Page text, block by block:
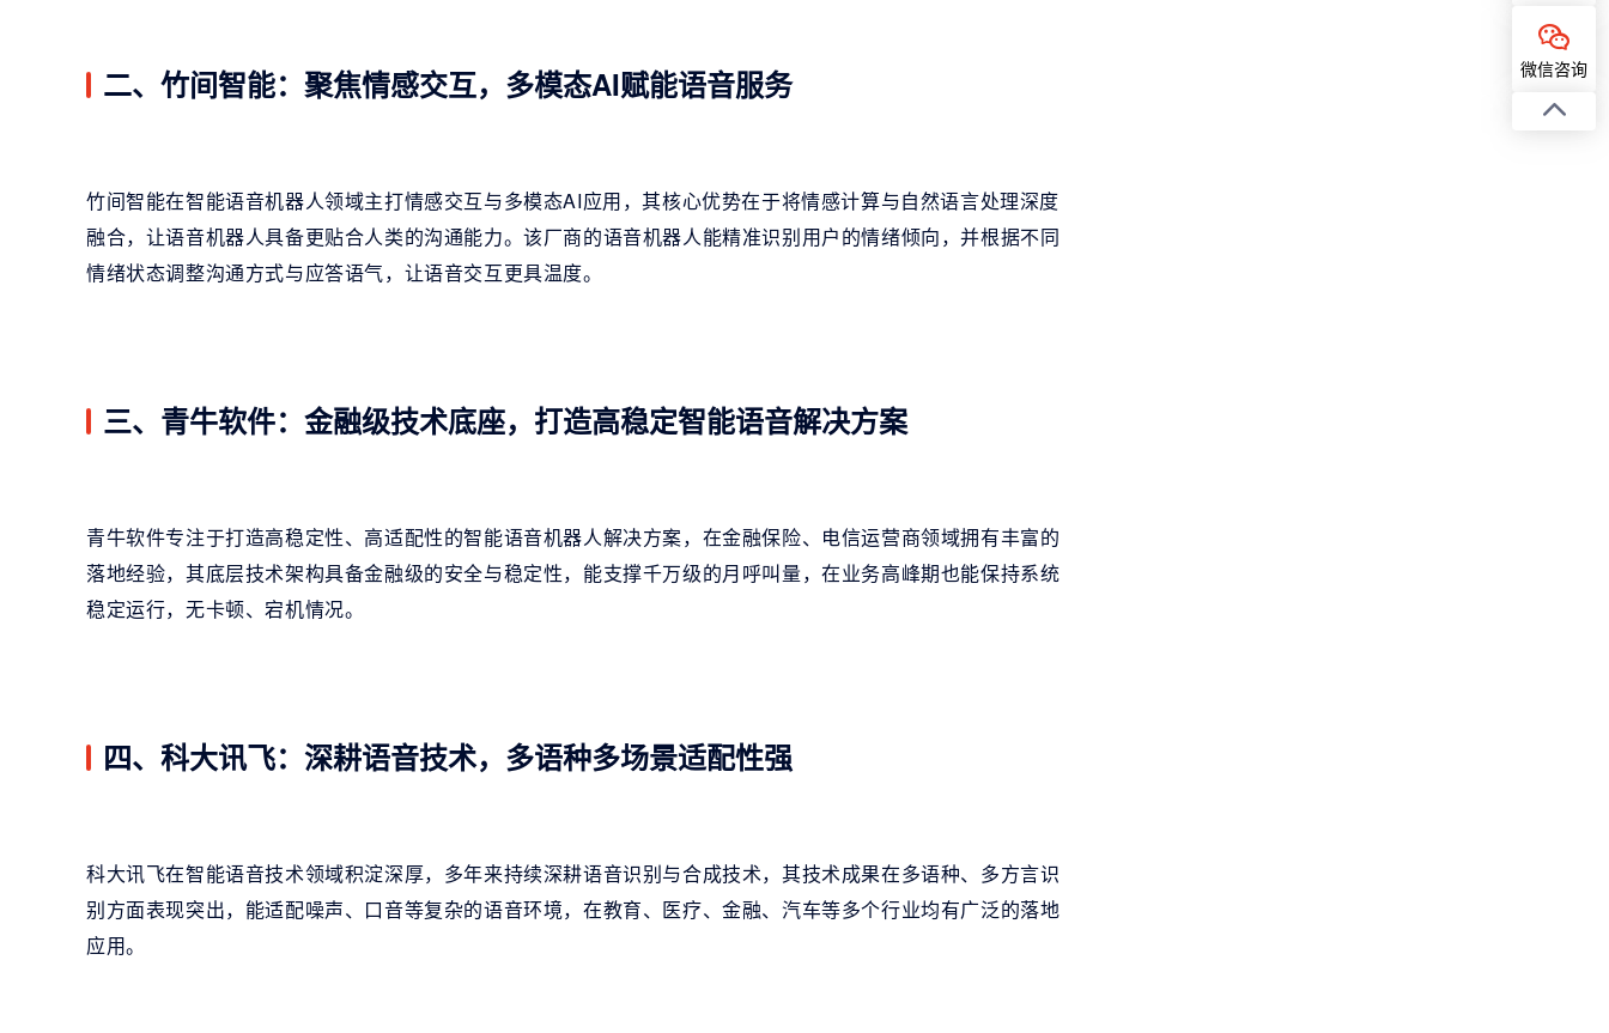
二、竹间智能：聚焦情感交互，多模态AI赋能语音服务
竹间智能在智能语音机器人领域主打情感交互与多模态AI应用，其核心优势在于将情感计算与自然语言处理深度
融合，让语音机器人具备更贴合人类的沟通能力。该厂商的语音机器人能精准识别用户的情绪倾向，并根据不同
情绪状态调整沟通方式与应答语气，让语音交互更具温度。
三、青牛软件：金融级技术底座，打造高稳定智能语音解决方案
青牛软件专注于打造高稳定性、高适配性的智能语音机器人解决方案，在金融保险、电信运营商领域拥有丰富的
落地经验，其底层技术架构具备金融级的安全与稳定性，能支撑千万级的月呼叫量，在业务高峰期也能保持系统
稳定运行，无卡顿、宕机情况。
四、科大讯飞：深耕语音技术，多语种多场景适配性强
科大讯飞在智能语音技术领域积淀深厚，多年来持续深耕语音识别与合成技术，其技术成果在多语种、多方言识
别方面表现突出，能适配噪声、口音等复杂的语音环境，在教育、医疗、金融、汽车等多个行业均有广泛的落地
应用。
微信咨询